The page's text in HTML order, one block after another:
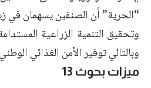
“الحرية” أن الصنفين يسهمان في
وتحقيق التنمية الزراعية
وبالتالي توفيرالأمن الغذائي الوطني
ميزات بحوث 13